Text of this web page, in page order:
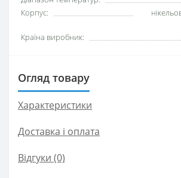
Корпус:
Країна виробник:
Огляд товару
Характеристики
Доставка і оплата
Відгуки (0)